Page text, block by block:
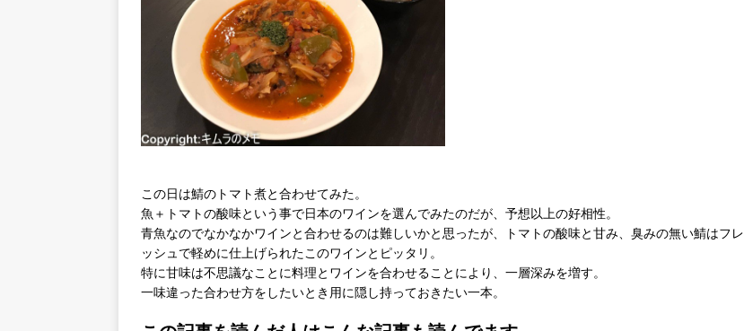
この日は鯖のトマト煮と合わせてみた。
魚＋トマトの酸味という事で日本のワインを選んでみたのだが、予想以上の好相性。
青魚なのでなかなかワインと合わせるのは難しいかと思ったが、トマトの酸味と甘み、臭みの無い鯖はフレ
ッシュで軽めに仕上げられたこのワインとピッタリ。
特に甘味は不思議なことに料理とワインを合わせることにより、一層深みを増す。
一味違った合わせ方をしたいとき用に隠し持っておきたい一本。